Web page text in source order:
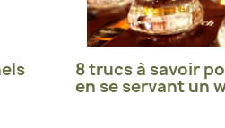
8 trucs à savoir
en se servant un